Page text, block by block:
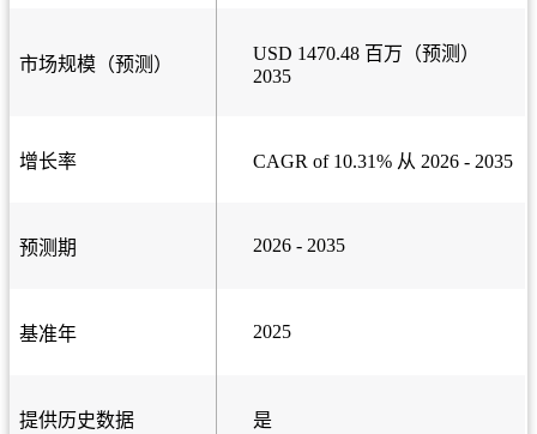
市场规模（预测）
USD 1470.48 百万（预测）
2035
增长率 CAGR of 10.31% 从 2026 - 2035
预测期 2026 - 2035
基准年 2025
提供历史数据 是